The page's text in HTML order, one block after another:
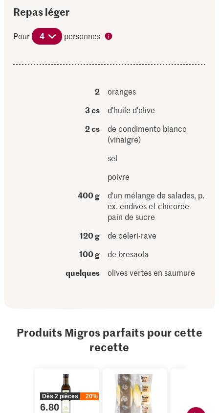
Repas léger
Pour 4 personnes
2
oranges
3 cs
d'huile d'olive
2 cs
de condimento bianco
(vinaigre)
sel
poivre
400 g
d'un mélange de salades, p.
ex. endives et chicorée
pain de sucre
120 g
de céleri-rave
100 g
de bresaola
quelques
olives vertes en saumure
Produits Migros parfaits pour cette
recette
Dès 2 pièces 20%
6.80